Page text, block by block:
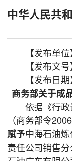
中华人民共
【发布单位
【发布文号
【发布日期
商务部关于成
依据《行政
（商务部令
赋予中海石油
责任公司销售